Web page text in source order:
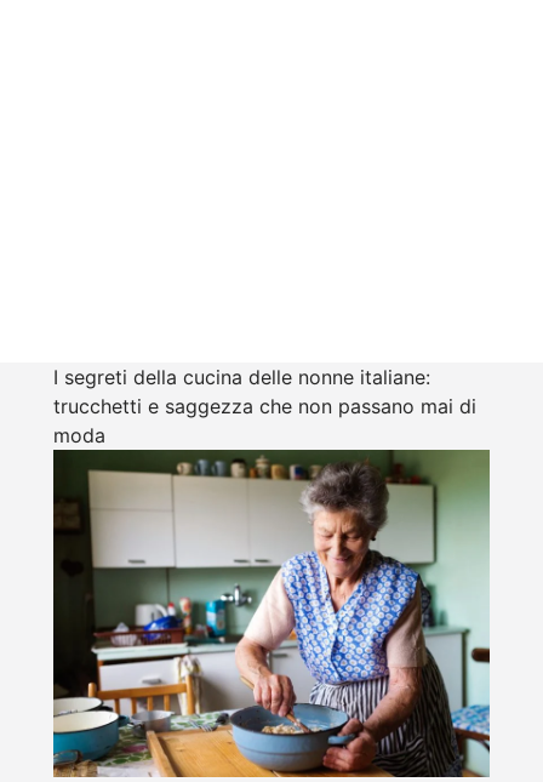
I segreti della cucina delle nonne italiane:
trucchetti e saggezza che non passano mai di
moda